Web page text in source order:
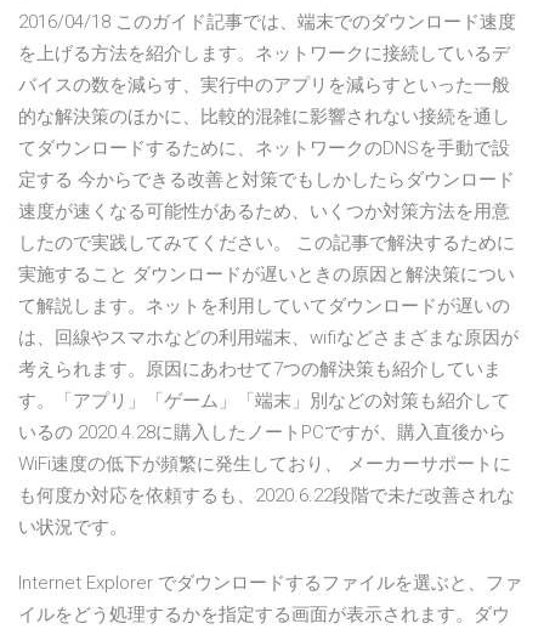
2016/04/18 このガイド記事では、端末でのダウンロード速度
を上げる方法を紹介します。ネットワークに接続しているデ
バイスの数を減らす、実行中のアプリを減らすといった一般
的な解決策のほかに、比較的混雑に影響されない接続を通し
てダウンロードするために、ネットワークのDNSを手動で設
定する 今からできる改善と対策でもしかしたらダウンロード
速度が速くなる可能性があるため、いくつか対策方法を用意
したので実践してみてください。 この記事で解決するために
実施すること ダウンロードが遅いときの原因と解決策につい
て解説します。ネットを利用していてダウンロードが遅いの
は、回線やスマホなどの利用端末、wifiなどさまざまな原因が
考えられます。原因にあわせて7つの解決策も紹介していま
す。「アプリ」「ゲーム」「端末」別などの対策も紹介して
いるの 2020.4.28に購入したノートPCですが、購入直後から
WiFi速度の低下が頻繁に発生しており、 メーカーサポートに
も何度か対応を依頼するも、2020.6.22段階で未だ改善されな
い状況です。
Internet Explorer でダウンロードするファイルを選ぶと、ファ
イルをどう処理するかを指定する画面が表示されます。ダウ